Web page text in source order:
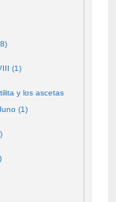
(1)
y los ascetas
(1)